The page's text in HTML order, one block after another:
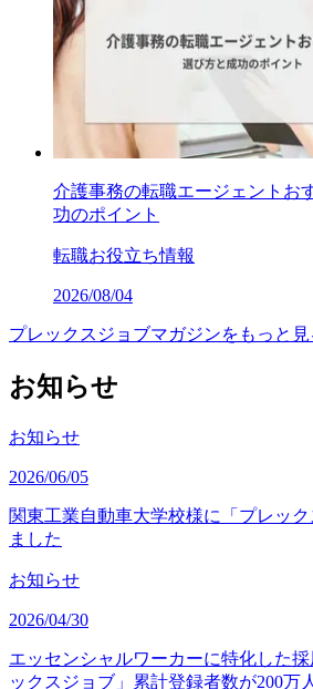
介護事務の転職エージェントお
功のポイント
転職お役立ち情報
2026/08/04
プレックスジョブマガジンをもっと見
お知らせ
お知らせ
2026/06/05
関東工業自動車大学校様に「プレッ
ました
お知らせ
2026/04/30
エッセンシャルワーカーに特化した
ックスジョブ」累計登録者数が200万